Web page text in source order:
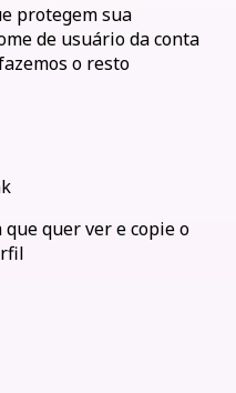
protegem sua
de usuário da conta
o resto
quer ver e copie o